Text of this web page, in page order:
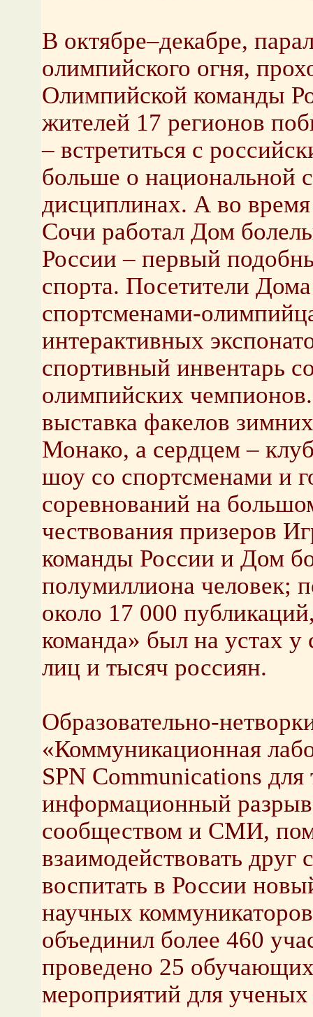
В октябре–декабре,
олимпийского огня,
Олимпийской команды
жителей 17 регионов
– встретиться с
больше о национальной
дисциплинах. А во
Сочи работал Дом
России – первый
спорта. Посетители
спортсменами-
интерактивных
спортивный инвентарь
олимпийских
выставка факелов
Монако, а сердцем –
шоу со спортсменами и
соревнований на
чествования призеров
команды России и Дом
полумиллиона человек;
около 17 000
команда» был на устах
лиц и тысяч россиян.
Образовательно-
«Коммуникационная
SPN Communications для
информационный
сообществом и СМИ,
взаимодействовать друг
воспитать в России
научных
объединил более 460
проведено 25
мероприятий для